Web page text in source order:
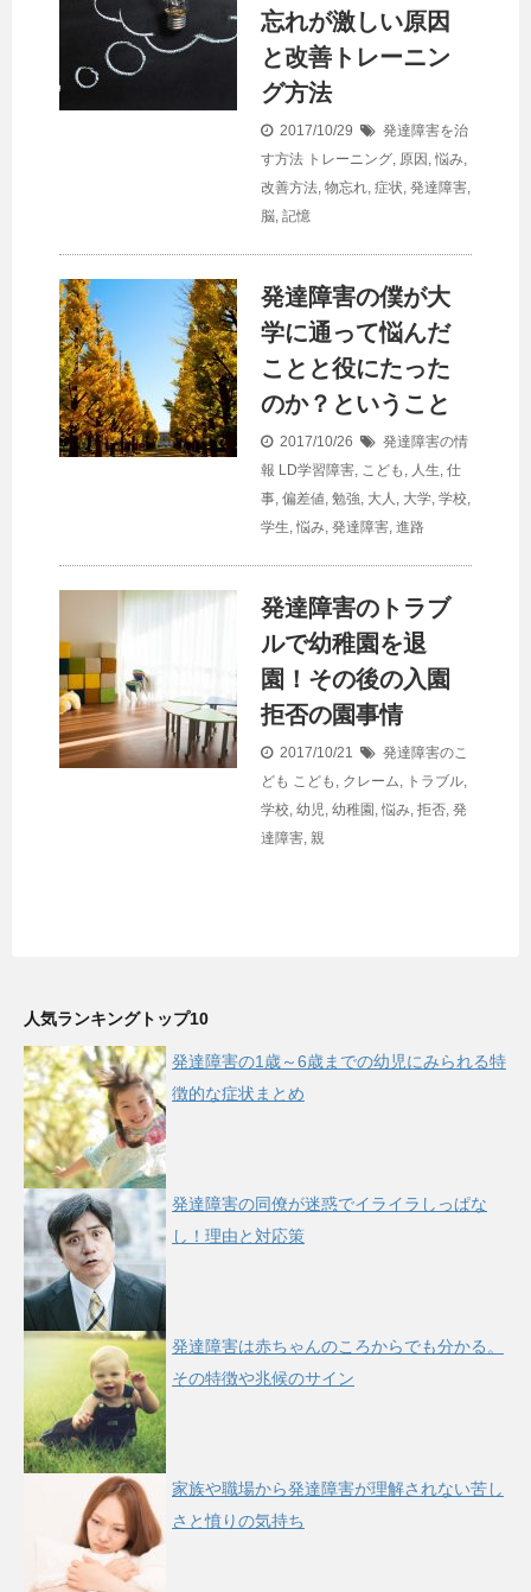
忘れが激しい原因
と改善トレーニン
グ方法
2017/10/29
発達障害を治
す方法 トレーニング, 原因 , 悩み,
改善方法, 物忘れ, 症状, 発達障害,
脳, 記憶
発達障害の僕が大
学に通って悩んだ
ことと役にたった
のか？ということ
2017/10/26
発達障害の情
報 LD学習障害, こども , 人生, 仕
事, 偏差値, 勉強, 大人 , 大学, 学校,
学生, 悩み, 発達障害, 進路
発達障害のトラブ
ルで幼稚園を退
園！その後の入園
拒否の園事情
2017/10/21
発達障害のこ
ども こども , クレーム, トラブル,
学校, 幼児, 幼稚園 , 悩み, 拒否, 発
達障害, 親
人気ランキングトップ10
発達障害の1歳～6歳までの幼児にみられる特
徴的な症状まとめ
発達障害の同僚が迷惑でイライラしっぱな
し！理由と対応策
発達障害は赤ちゃんのころからでも分かる。
その特徴や兆候のサイン
家族や職場から発達障害が理解されない苦し
さと憤りの気持ち